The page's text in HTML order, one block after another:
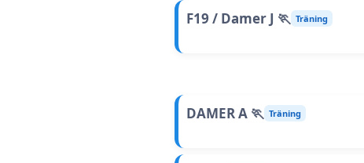
F19 / Damer J 🏃 Träning
DAMER A 🏃 Träning